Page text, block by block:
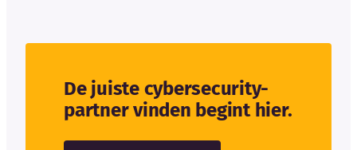
De juiste cybersecurity-
partner vinden begint hier.